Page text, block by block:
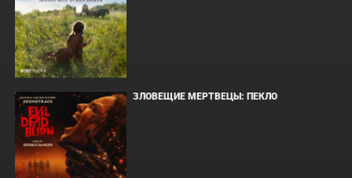
ЗЛОВЕЩИЕ МЕРТВЕЦЫ: ПЕКЛО